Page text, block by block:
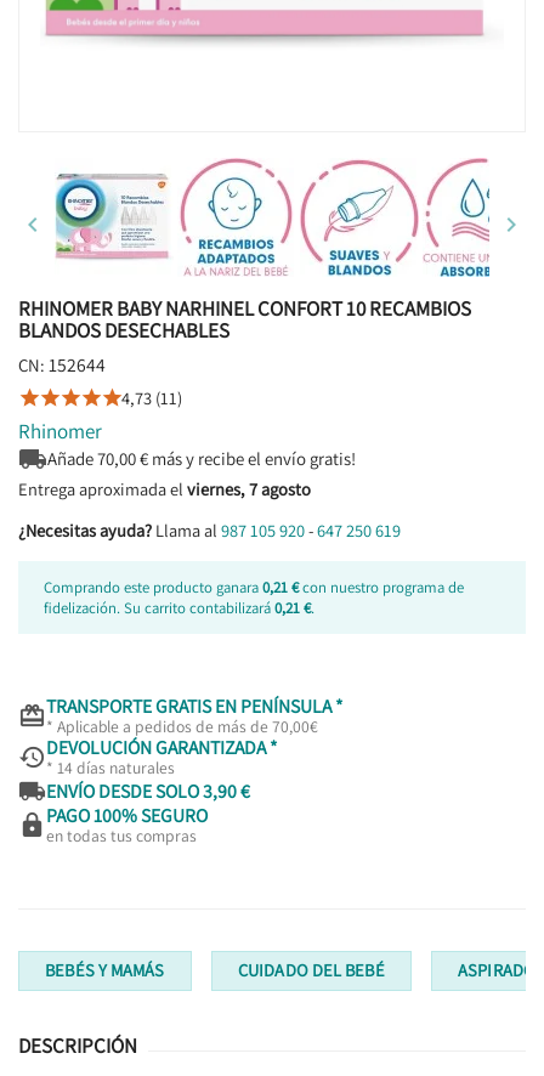
 
RHINOMER BABY NARHINEL CONFORT 10 RECAMBIOS
BLANDOS DESECHABLES
CN: 152644
4,73 (11)
Rhinomer
Añade70,00€ más y recibe el envío gratis!
Entrega aproximada el viernes, 7 agosto
¿Necesitas ayuda? Llama al 987 105 920-647 250 619
Comprando este producto ganara0,21 €con nuestro programa de
fidelización. Su carrito contabilizará0,21 €.
TRANSPORTE GRATIS EN PENÍNSULA *
* Aplicable a pedidos de más de 70,00€
DEVOLUCIÓN GARANTIZADA *
* 14 días naturales
ENVÍO DESDE SOLO 3,90 €
 PAGO 100% SEGURO
en todas tus compras
BEBÉS Y MAMÁS CUIDADO DEL BEBÉ
DESCRIPCIÓN